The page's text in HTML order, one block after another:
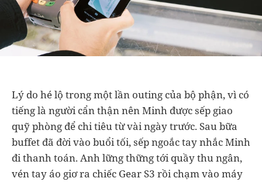
Lý do hé lộ trong một lần outing của bộ phận, vì có
tiếng là người cẩn thận nên Minh được sếp giao
quỹ phòng để chi tiêu từ vài ngày trước. Sau bữa
buffet đã đời vào buổi tối, sếp ngoắc tay nhắc Minh
đi thanh toán. Anh lững thững tới quầy thu ngân,
vén tay áo giơ ra chiếc Gear S3 rồi chạm vào máy